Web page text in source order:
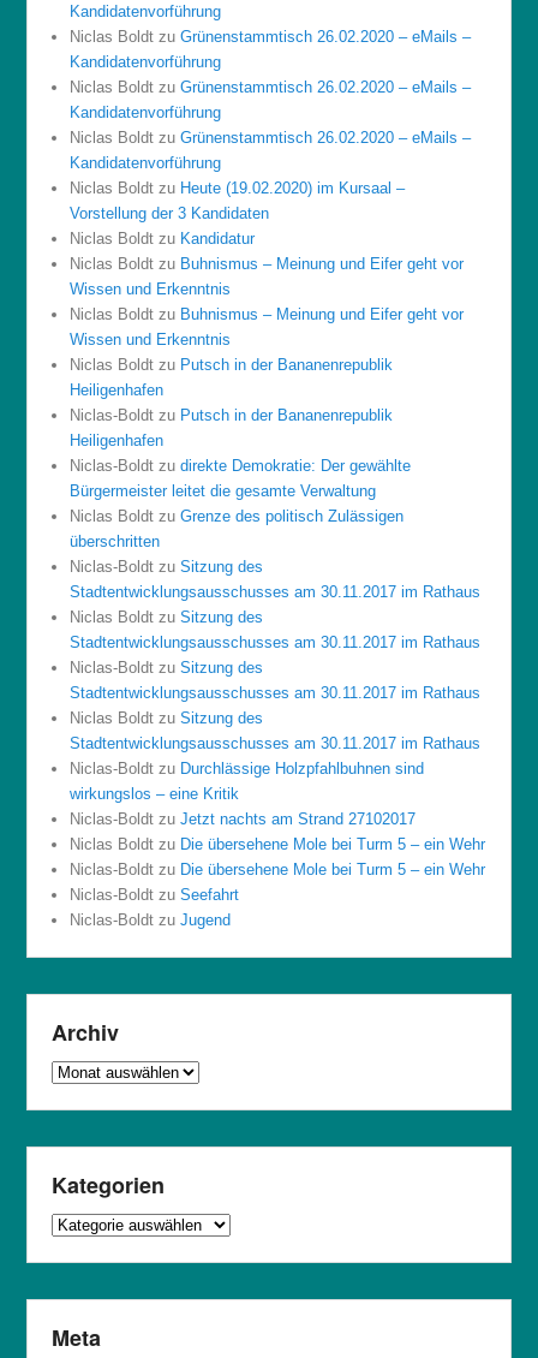
Kandidatenvorführung
Niclas Boldt zuGrünenstammtisch 26.02.2020 – eMails –
Kandidatenvorführung
Niclas Boldt zuGrünenstammtisch 26.02.2020 – eMails –
Kandidatenvorführung
Niclas Boldt zuGrünenstammtisch 26.02.2020 – eMails –
Kandidatenvorführung
Niclas Boldt zu Heute (19.02.2020) im Kursaal –
Vorstellung der 3 Kandidaten
Niclas Boldt zu Kandidatur
Niclas Boldt zu Buhnismus – Meinung und Eifer geht vor
Wissen und Erkenntnis
Niclas Boldt zu Buhnismus – Meinung und Eifer geht vor
Wissen und Erkenntnis
Niclas Boldt zu Putsch in der Bananenrepublik
Heiligenhafen
Niclas-Boldt zu Putsch in der Bananenrepublik
Heiligenhafen
Niclas-Boldt zudirekte Demokratie: Der gewählte
Bürgermeister leitet die gesamte Verwaltung
Niclas Boldt zuGrenze des politisch Zulässigen
überschritten
Niclas-Boldt zuSitzung des
Stadtentwicklungsausschusses am 30.11.2017 im Rathaus
Niclas Boldt zuSitzung des
Stadtentwicklungsausschusses am 30.11.2017 im Rathaus
Niclas-Boldt zuSitzung des
Stadtentwicklungsausschusses am 30.11.2017 im Rathaus
Niclas Boldt zuSitzung des
Stadtentwicklungsausschusses am 30.11.2017 im Rathaus
Niclas-Boldt zu Durchlässige Holzpfahlbuhnen sind
wirkungslos – eine Kritik
Niclas-Boldt zuJetzt nachts am Strand 27102017
Niclas Boldt zu Die übersehene Mole bei Turm 5 – ein Wehr
Niclas-Boldt zu Die übersehene Mole bei Turm 5 – ein Wehr
Niclas-Boldt zuSeefahrt
Niclas-Boldt zuJugend
Archiv
Archiv
Kategorien
Kategorien
Meta